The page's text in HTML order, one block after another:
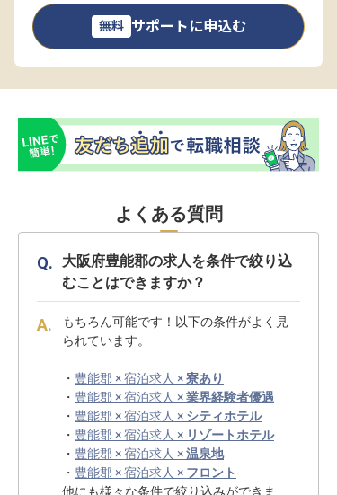
無料 サポートに申込む
よくある質問
大阪府豊能郡の求人を条件で絞り込
むことはできますか？
もちろん可能です！以下の条件がよく見
られています。
・ 豊能郡 × 宿泊求人 ×寮あり
・ 豊能郡 × 宿泊求人 ×業界経験者優遇
・ 豊能郡 × 宿泊求人 × シティホテル
・ 豊能郡 × 宿泊求人 × リゾートホテル
・ 豊能郡 × 宿泊求人 ×温泉地
・ 豊能郡 × 宿泊求人 × フロント
他にも様々な条件で絞り込みができま